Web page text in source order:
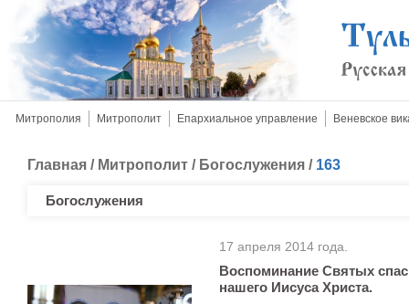
Митрополия Митрополит Епархиальное управление Веневское
Главная / Митрополит / Богослужения / 163
Богослужения
17 апреля 2014 года.
Воспоминание Святых
нашего Иисуса Христа.